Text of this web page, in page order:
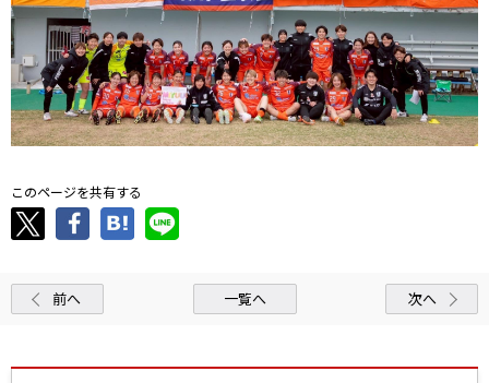
このページを共有する
前へ 一覧へ 次へ